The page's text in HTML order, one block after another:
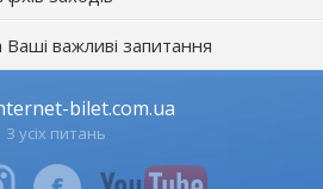
Ваші важливі запитання
bilet.com.ua
З усіх питань